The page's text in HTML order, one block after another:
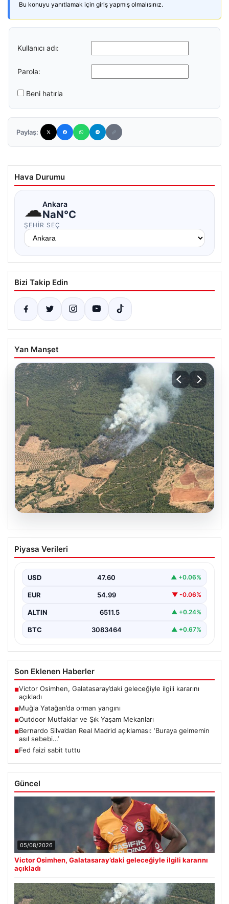
Bu konuyu yanıtlamak için giriş yapmış olmalısınız.
Kullanıcı adı:
Parola:
Beni hatırla
Paylaş:
Hava Durumu
☁Ankara
NaN°C
ŞEHIR SEÇ
Bizi Takip Edin
Yan Manşet
Muğla Yatağan’da orman yangını
{ "title": "Muğla Yatağan'da Orman Yangını Kontrol
Piyasa Verileri
USD 47.60 ▲ +0.06%
EUR 54.99 ▼ -0.06%
ALTIN 6511.5 ▲ +0.24%
BTC 3083464 ▲ +0.67%
Son Eklenen Haberler
■Victor Osimhen, Galatasaray’daki geleceğiyle ilgili kararını
açıkladı
■Muğla Yatağan’da orman yangını
■Outdoor Mutfaklar ve Şık Yaşam Mekanları
■Bernardo Silva’dan Real Madrid açıklaması: ‘Buraya gelmemin
asıl sebebi…’
■Fed faizi sabit tuttu
Güncel
05/08/2026
Victor Osimhen, Galatasaray’daki geleceğiyle ilgili kararını
açıkladı